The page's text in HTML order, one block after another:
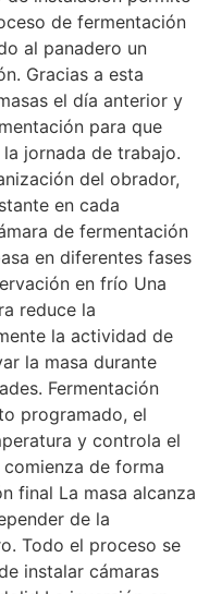
de fermentación
al panadero un
Gracias a esta
el día anterior y
para que
jornada de trabajo.
del obrador,
en cada
de fermentación
en diferentes fases
en frío Una
reduce la
la actividad de
la masa durante
Fermentación
programado, el
y controla el
de forma
final La masa alcanza
de la
Todo el proceso se
instalar cámaras